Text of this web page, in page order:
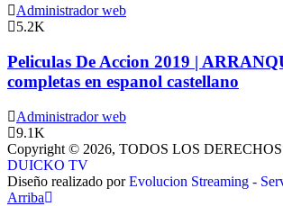
Administrador web
5.2K
Peliculas De Accion 2019 |
completas en espanol castellano
Administrador web
9.1K
Copyright © 2026, TODOS LOS
DUICKO TV
Diseño realizado porEvolucion Streaming -
Arriba